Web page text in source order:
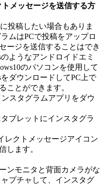
メッセージを送信する方
投稿したい場合もありま
ムはPCで投稿をアップロ
ージを送信することはでき
ようなアンドロイドエミ
のパソコンを使用して
をダウンロードしてPC上で
ことができます。
スタグラムアプリをダウ
ブレットにインスタグラ
レクトメッセージアイコン
します。
ンモニタと背面カメラがな
プチャして、インスタグ